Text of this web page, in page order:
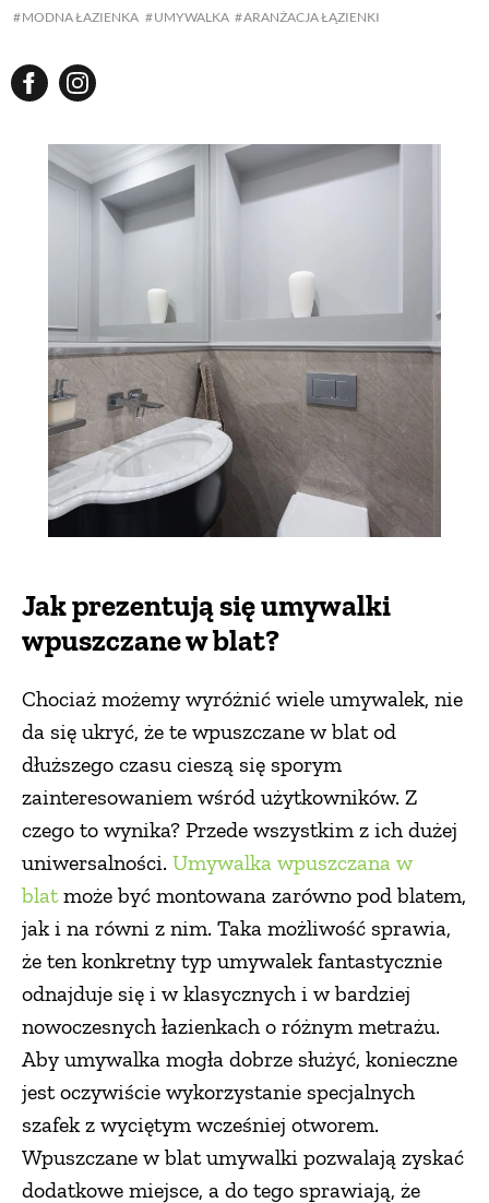
MODNA ŁAZIENKA UMYWALKA ARANŻACJA ŁĄZIENKI
Jak prezentują się umywalki
wpuszczane w blat?
Chociaż możemy wyróżnić wiele umywalek, nie
da się ukryć, że te wpuszczane w blat od
dłuższego czasu cieszą się sporym
zainteresowaniem wśród użytkowników. Z
czego to wynika? Przede wszystkim z ich dużej
uniwersalności. Umywalka wpuszczana w
blatmoże być montowana zarówno pod blatem,
jak i na równi z nim. Taka możliwość sprawia,
że ten konkretny typ umywalek fantastycznie
odnajduje się i w klasycznych i w bardziej
nowoczesnych łazienkach o różnym metrażu.
Aby umywalka mogła dobrze służyć, konieczne
jest oczywiście wykorzystanie specjalnych
szafek z wyciętym wcześniej otworem.
Wpuszczane w blat umywalki pozwalają zyskać
dodatkowe miejsce, a do tego sprawiają, że